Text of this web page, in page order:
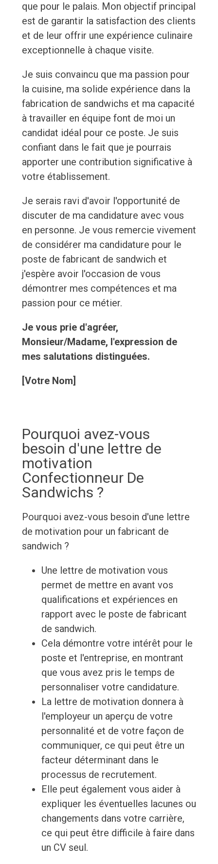
que pour le palais. Mon objectif principal
est de garantir la satisfaction des clients
et de leur offrir une expérience culinaire
exceptionnelle à chaque visite.
Je suis convaincu que ma passion pour
la cuisine, ma solide expérience dans la
fabrication de sandwichs et ma capacité
à travailler en équipe font de moi un
candidat idéal pour ce poste. Je suis
confiant dans le fait que je pourrais
apporter une contribution significative à
votre établissement.
Je serais ravi d'avoir l'opportunité de
discuter de ma candidature avec vous
en personne. Je vous remercie vivement
de considérer ma candidature pour le
poste de fabricant de sandwich et
j'espère avoir l'occasion de vous
démontrer mes compétences et ma
passion pour ce métier.
Je vous prie d'agréer,
Monsieur/Madame, l'expression de
mes salutations distinguées.
[Votre Nom]
Pourquoi avez-vous
besoin d'une lettre de
motivation
Confectionneur De
Sandwichs ?
Pourquoi avez-vous besoin d'une lettre
de motivation pour un fabricant de
sandwich ?
Une lettre de motivation vous
permet de mettre en avant vos
qualifications et expériences en
rapport avec le poste de fabricant
de sandwich.
Cela démontre votre intérêt pour le
poste et l'entreprise, en montrant
que vous avez pris le temps de
personnaliser votre candidature.
La lettre de motivation donnera à
l'employeur un aperçu de votre
personnalité et de votre façon de
communiquer, ce qui peut être un
facteur déterminant dans le
processus de recrutement.
Elle peut également vous aider à
expliquer les éventuelles lacunes ou
changements dans votre carrière,
ce qui peut être difficile à faire dans
un CV seul.